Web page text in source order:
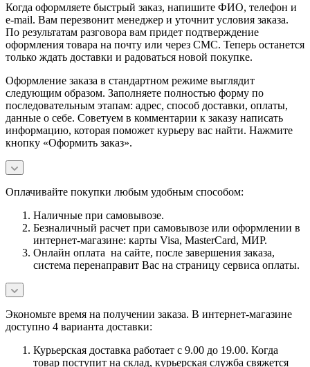
Когда оформляете быстрый заказ, напишите ФИО, телефон и
e-mail. Вам перезвонит менеджер и уточнит условия заказа.
По результатам разговора вам придет подтверждение
оформления товара на почту или через СМС. Теперь останется
только ждать доставки и радоваться новой покупке.
Оформление заказа в стандартном режиме выглядит
следующим образом. Заполняете полностью форму по
последовательным этапам: адрес, способ доставки, оплаты,
данные о себе. Советуем в комментарии к заказу написать
информацию, которая поможет курьеру вас найти. Нажмите
кнопку «Оформить заказ».
Оплачивайте покупки любым удобным способом:
Наличные при самовывозе.
Безналичный расчет при самовывозе или оформлении в
интернет-магазине: карты Visa, MasterCard, МИР.
Онлайн оплата на сайте, после завершения заказа,
система перенаправит Вас на страницу сервиса оплаты.
Экономьте время на получении заказа. В интернет-магазине
доступно 4 варианта доставки:
Курьерская доставка работает с 9.00 до 19.00. Когда
товар поступит на склад, курьерская служба свяжется